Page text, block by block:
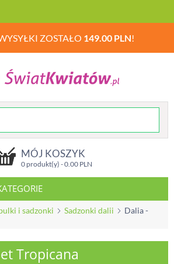
ZOSTAŁO 149.00 PLN!
MÓJ KOSZYK
0 produkt(y) -0.00PLN
i sadzonki Sadzonki dalii
Dalia -
Tropicana